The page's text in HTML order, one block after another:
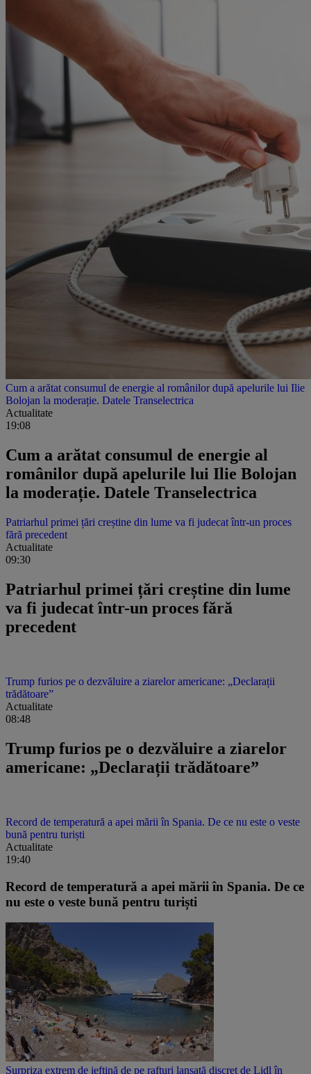
Cum a arătat consumul de energie al românilor după apelurile lui Ilie
Bolojan la moderație. Datele Transelectrica
Actualitate
19:08
Cum a arătat consumul de energie al
românilor după apelurile lui Ilie Bolojan
la moderație. Datele Transelectrica
Patriarhul primei țări creștine din lume va fi judecat într-un proces
fără precedent
Actualitate
09:30
Patriarhul primei țări creștine din lume
va fi judecat într-un proces fără
precedent
Trump furios pe o dezvăluire a ziarelor americane: „Declarații
trădătoare”
Actualitate
08:48
Trump furios pe o dezvăluire a ziarelor
americane: „Declarații trădătoare”
Record de temperatură a apei mării în Spania. De ce nu este o veste
bună pentru turiști
Actualitate
19:40
Record de temperatură a apei mării în Spania. De ce
nu este o veste bună pentru turiști
Surpriza extrem de ieftină de pe rafturi lansată discret de Lidl în